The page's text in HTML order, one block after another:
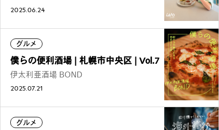
2025.06.24
グルメ
僕らの便利酒場 | 札幌市中央区 | Vol.7
伊太利亜酒場 BOND
2025.07.21
グルメ